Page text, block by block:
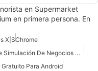
en Supermarket
en primera persona. En
X|SChrome
Juegos De Simulación De Negocios Para Android
Para Android